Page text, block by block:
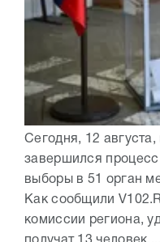
Сегодня, 12
завершился процесс
выборы в 51 орган
Как сообщили
комиссии региона,